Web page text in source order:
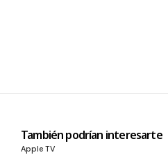
También podrían interesarte
Apple TV